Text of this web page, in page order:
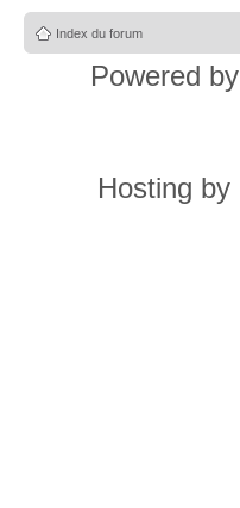
Index du forum
Powered by
Hosting by